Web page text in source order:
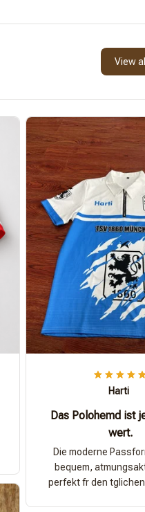
View
Harti
Das Polohemd ist
wert.
Die moderne
bequem,
perfekt fr den